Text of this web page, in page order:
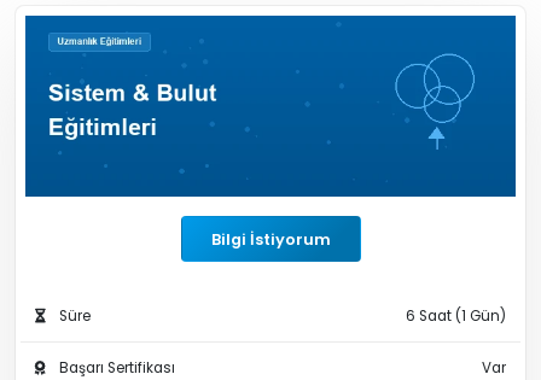
Bilgi İstiyorum
Süre 6 Saat (1 Gün)
Başarı Sertifikası Var